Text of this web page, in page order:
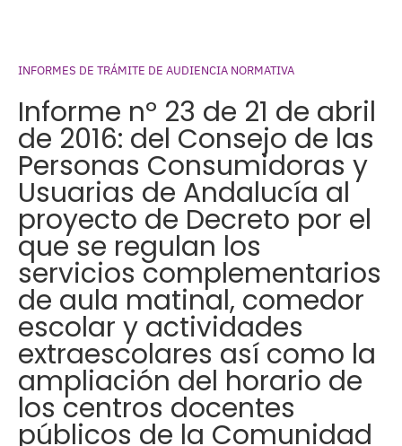
INFORMES DE TRÁMITE DE AUDIENCIA NORMATIVA
Informe nº 23 de 21 de abril
de 2016: del Consejo de las
Personas Consumidoras y
Usuarias de Andalucía al
proyecto de Decreto por el
que se regulan los
servicios complementarios
de aula matinal, comedor
escolar y actividades
extraescolares así como la
ampliación del horario de
los centros docentes
públicos de la Comunidad